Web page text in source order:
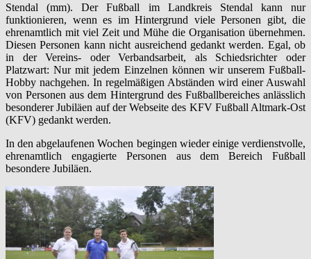
Stendal (mm). Der Fußball im Landkreis Stendal kann nur
funktionieren, wenn es im Hintergrund viele Personen gibt, die
ehrenamtlich mit viel Zeit und Mühe die Organisation übernehmen.
Diesen Personen kann nicht ausreichend gedankt werden. Egal, ob
in der Vereins- oder Verbandsarbeit, als Schiedsrichter oder
Platzwart: Nur mit jedem Einzelnen können wir unserem Fußball-
Hobby nachgehen. In regelmäßigen Abständen wird einer Auswahl
von Personen aus dem Hintergrund des Fußballbereiches anlässlich
besonderer Jubiläen auf der Webseite des KFV Fußball Altmark-Ost
(KFV) gedankt werden.
In den abgelaufenen Wochen begingen wieder einige verdienstvolle,
ehrenamtlich engagierte Personen aus dem Bereich Fußball
besondere Jubiläen.